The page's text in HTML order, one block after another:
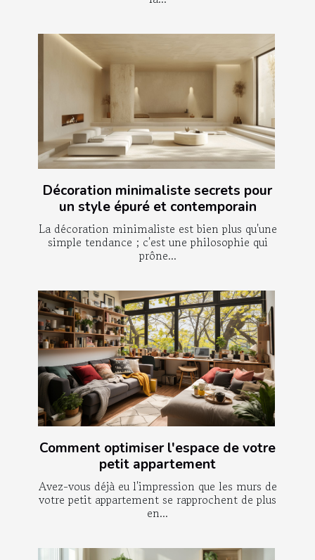
Décoration minimaliste secrets pour
un style épuré et contemporain
La décoration minimaliste est bien plus qu'une
simple tendance ; c'est une philosophie qui
prône...
Comment optimiser l'espace de votre
petit appartement
Avez-vous déjà eu l'impression que les murs de
votre petit appartement se rapprochent de plus
en...